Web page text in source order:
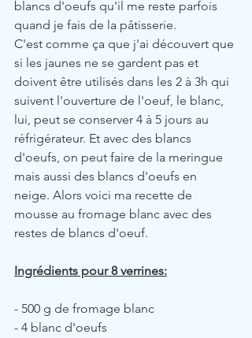
blancs d'oeufs qu'il me reste parfois
quand je fais de la pâtisserie.
C'est comme ça que j'ai découvert que
si les jaunes ne se gardent pas et
doivent être utilisés dans les 2 à 3h qui
suivent l'ouverture de l'oeuf, le blanc,
lui, peut se conserver 4 à 5 jours au
réfrigérateur. Et avec des blancs
d'oeufs, on peut faire de la meringue
mais aussi des blancs d'oeufs en
neige. Alors voici ma recette de
mousse au fromage blanc avec des
restes de blancs d'oeuf.
Ingrédients pour 8 verrines:
- 500 g de fromage blanc
- 4 blanc d'oeufs